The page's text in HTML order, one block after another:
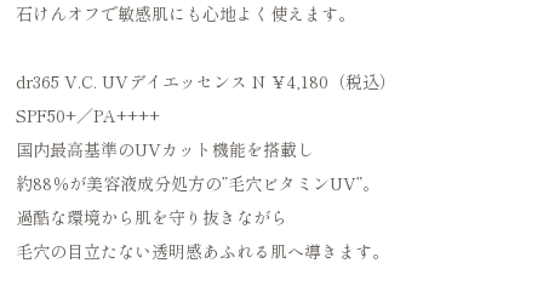
石けんオフで敏感肌にも心地よく使えます。
dr365 V.C. UVデイエッセンス N ￥4,180（税込）
SPF50+／PA++++
国内最高基準のUVカット機能を搭載し
約88％が美容液成分処方の”毛穴ビタミンUV”。
過酷な環境から肌を守り抜きながら
毛穴の目立たない透明感あふれる肌へ導きます。